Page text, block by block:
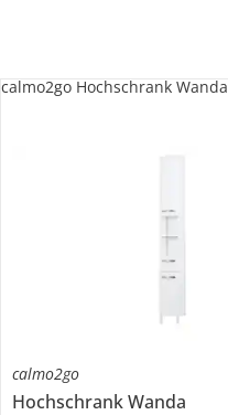
calmo2go
HochschrankWanda
calmo2go Hochschrank Wanda